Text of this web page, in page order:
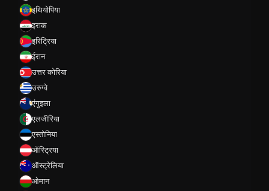
इथियोपिया
इराक
इरिट्रिया
ईरान
उत्तर कोरिया
उरुग्वे
एंगुइला
एलजीरिया
एस्तोनिया
ऑस्ट्रिया
ऑस्ट्रेलिया
ओमान